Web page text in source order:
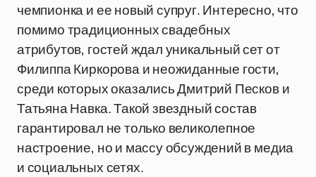
чемпионка и ее новый супруг. Интересно, что
помимо традиционных свадебных
атрибутов, гостей ждал уникальный сет от
Филиппа Киркорова и неожиданные гости,
среди которых оказались Дмитрий Песков и
Татьяна Навка. Такой звездный состав
гарантировал не только великолепное
настроение, но и массу обсуждений в медиа
и социальных сетях.